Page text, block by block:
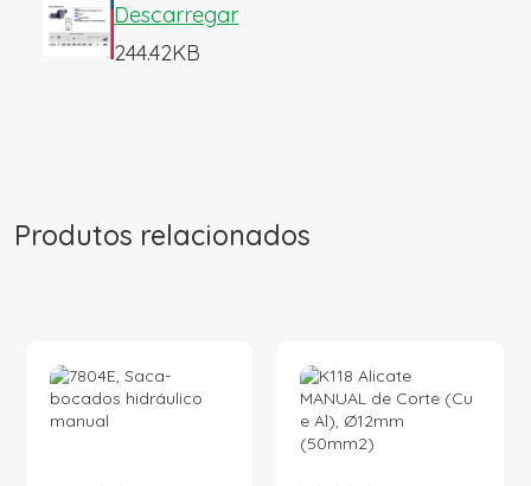
Descarregar
244.42KB
Produtos relacionados